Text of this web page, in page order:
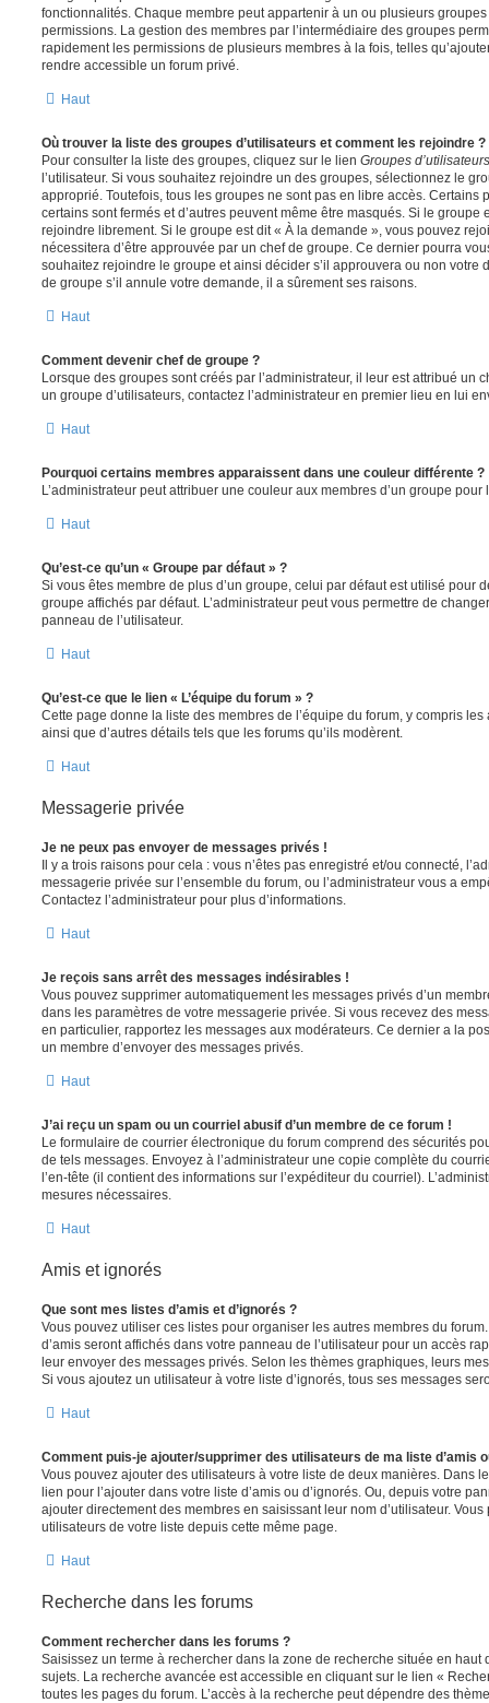
fonctionnalités. Chaque membre peut appartenir à un ou plusieurs
permissions. La gestion des membres par l’intermédiaire des groupes
rapidement les permissions de plusieurs membres à la fois, telles
rendre accessible un forum privé.
Haut
Où trouver la liste des groupes d’utilisateurs et comment les rejoindre ?
Pour consulter la liste des groupes, cliquez sur le lien Groupes d’utilisateurs
l’utilisateur. Si vous souhaitez rejoindre un des groupes, sélectionnez le
approprié. Toutefois, tous les groupes ne sont pas en libre accès. Certains
certains sont fermés et d’autres peuvent même être masqués. Si le groupe
rejoindre librement. Si le groupe est dit « À la demande », vous pouvez
nécessitera d’être approuvée par un chef de groupe. Ce dernier pourra
souhaitez rejoindre le groupe et ainsi décider s’il approuvera ou non votre
de groupe s’il annule votre demande, il a sûrement ses raisons.
Haut
Comment devenir chef de groupe ?
Lorsque des groupes sont créés par l’administrateur, il leur est attribué un
un groupe d’utilisateurs, contactez l’administrateur en premier lieu en lui
Haut
Pourquoi certains membres apparaissent dans une couleur différente ?
L’administrateur peut attribuer une couleur aux membres d’un groupe
Haut
Qu’est-ce qu’un « Groupe par défaut » ?
Si vous êtes membre de plus d’un groupe, celui par défaut est utilisé pour
groupe affichés par défaut. L’administrateur peut vous permettre de
panneau de l’utilisateur.
Haut
Qu’est-ce que le lien « L’équipe du forum » ?
Cette page donne la liste des membres de l’équipe du forum, y compris
ainsi que d’autres détails tels que les forums qu’ils modèrent.
Haut
Messagerie privée
Je ne peux pas envoyer de messages privés !
Il y a trois raisons pour cela : vous n’êtes pas enregistré et/ou connecté,
messagerie privée sur l’ensemble du forum, ou l’administrateur vous a
Contactez l’administrateur pour plus d’informations.
Haut
Je reçois sans arrêt des messages indésirables !
Vous pouvez supprimer automatiquement les messages privés d’un
dans les paramètres de votre messagerie privée. Si vous recevez des
en particulier, rapportez les messages aux modérateurs. Ce dernier a la
un membre d’envoyer des messages privés.
Haut
J’ai reçu un spam ou un courriel abusif d’un membre de ce forum !
Le formulaire de courrier électronique du forum comprend des sécurités
de tels messages. Envoyez à l’administrateur une copie complète du
l’en-tête (il contient des informations sur l’expéditeur du courriel).
mesures nécessaires.
Haut
Amis et ignorés
Que sont mes listes d’amis et d’ignorés ?
Vous pouvez utiliser ces listes pour organiser les autres membres du
d’amis seront affichés dans votre panneau de l’utilisateur pour un accès
leur envoyer des messages privés. Selon les thèmes graphiques, leurs
Si vous ajoutez un utilisateur à votre liste d’ignorés, tous ses messages
Haut
Comment puis-je ajouter/supprimer des utilisateurs de ma liste d’amis
Vous pouvez ajouter des utilisateurs à votre liste de deux manières. Dans
lien pour l’ajouter dans votre liste d’amis ou d’ignorés. Ou, depuis votre
ajouter directement des membres en saisissant leur nom d’utilisateur.
utilisateurs de votre liste depuis cette même page.
Haut
Recherche dans les forums
Comment rechercher dans les forums ?
Saisissez un terme à rechercher dans la zone de recherche située en haut
sujets. La recherche avancée est accessible en cliquant sur le lien «
toutes les pages du forum. L’accès à la recherche peut dépendre des